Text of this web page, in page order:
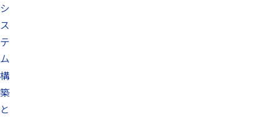
シ
ス
テ
ム
構
築
と